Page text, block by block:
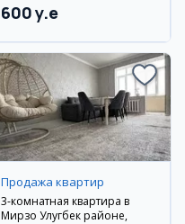
600 y.e
Продажа квартир
3-комнатная квартира в
Мирзо Улугбек районе,